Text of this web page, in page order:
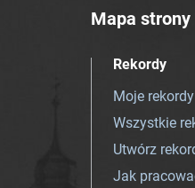
Mapa strony
Rekordy
Moje rekordy
Wszystkie
Utwórz
Jak